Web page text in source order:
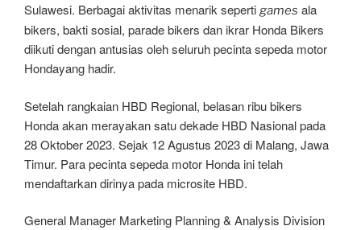
Sulawesi. Berbagai aktivitas menarik seperti games ala
bikers, bakti sosial, parade bikers dan ikrar Honda Bikers
diikuti dengan antusias oleh seluruh pecinta sepeda motor
Hondayang hadir.
Setelah rangkaian HBD Regional, belasan ribu bikers
Honda akan merayakan satu dekade HBD Nasional pada
28 Oktober 2023. Sejak 12 Agustus 2023 di Malang, Jawa
Timur. Para pecinta sepeda motor Honda ini telah
mendaftarkan dirinya pada microsite HBD.
General Manager Marketing Planning & Analysis Division